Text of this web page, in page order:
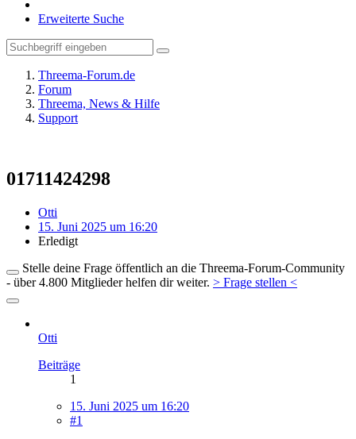
Erweiterte Suche
Threema-Forum.de
Forum
Threema, News & Hilfe
Support
01711424298
Otti
15. Juni 2025 um 16:20
Erledigt
Stelle deine Frage öffentlich an die Threema-Forum-Community
- über 4.800 Mitglieder helfen dir weiter. > Frage stellen <
Otti
Beiträge
1
15. Juni 2025 um 16:20
#1